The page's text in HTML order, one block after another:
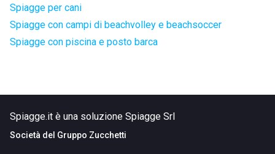
Spiagge per cani
Spiagge con campi di beachvolley e beachsoccer
Spiagge con piscina e posto barca
Spiagge.it è una soluzione Spiagge Srl
Società del Gruppo Zucchetti